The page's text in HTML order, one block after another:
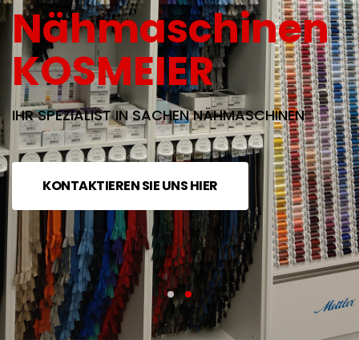
Nähmaschinen
KOSMEIER
IHR SPEZIALIST IN SACHEN NÄHMASCHINEN
KONTAKTIEREN SIE UNS HIER